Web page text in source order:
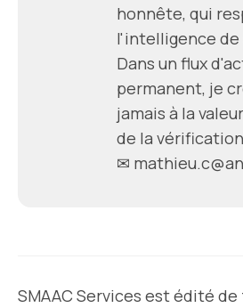
honnête, qui
l'intelligence de
Dans un flux
permanent, je
jamais à la
de la
✉
SMAAC Services est édité